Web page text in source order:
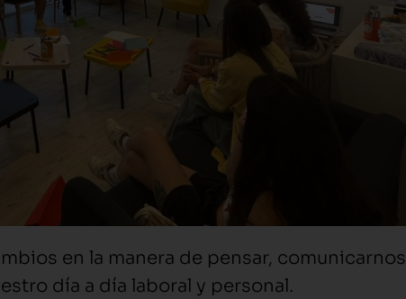
en la manera de pensar, comunicarnos
día a día laboral y personal.